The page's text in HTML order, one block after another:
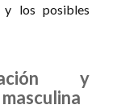
y los posibles
y